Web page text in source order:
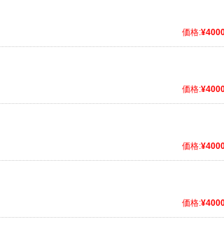
価格:
価格:
価格:
価格: